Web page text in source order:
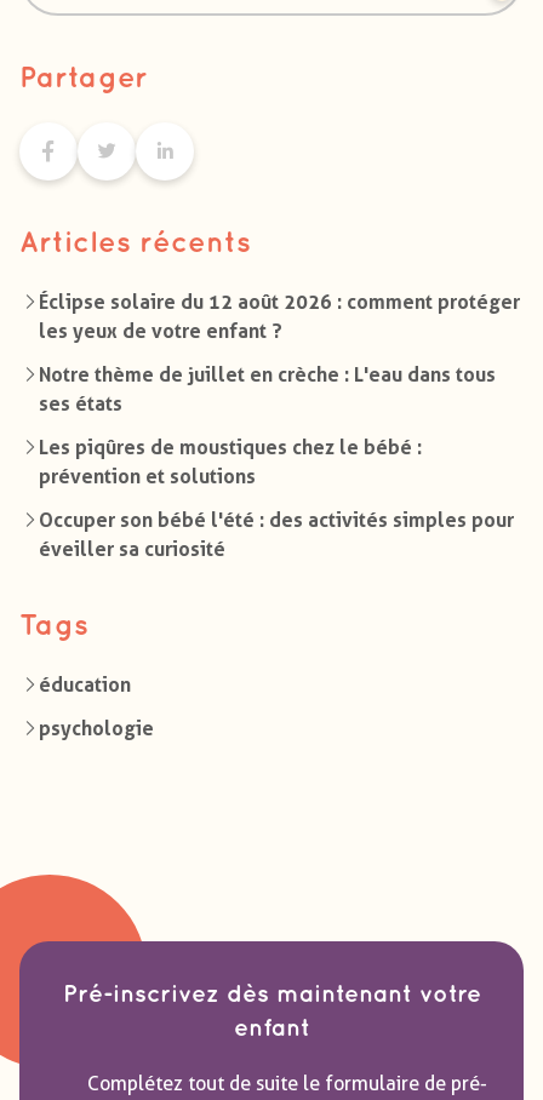
Partager
Articles récents
Éclipse solaire du 12 août 2026 : comment protéger
les yeux de votre enfant ?
Notre thème de juillet en crèche : L'eau dans tous
ses états
Les piqûres de moustiques chez le bébé :
prévention et solutions
Occuper son bébé l'été : des activités simples pour
éveiller sa curiosité
Tags
éducation
psychologie
Pré-inscrivez dès maintenant votre
enfant
Complétez tout de suite le formulaire de pré-